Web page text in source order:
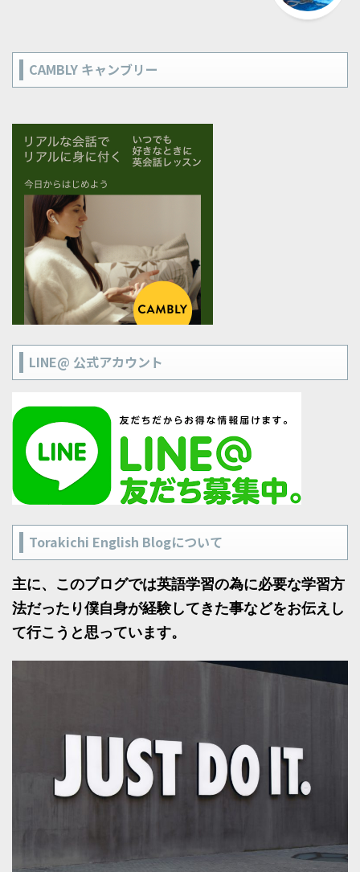
CAMBLY キャンブリー
LINE@ 公式アカウント
Torakichi English Blogについて
主に、このブログでは英語学習の為に必要な学習方
法だったり僕自身が経験してきた事などをお伝えし
て行こうと思っています。